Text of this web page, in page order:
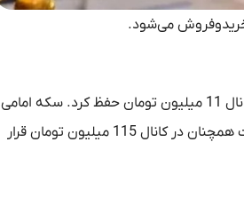
18 عیار در آغاز معاملات هفته گرمی 32 هزار تومان افزایش پیدا کرد و جایگاه خود را در کانال 11 میلیون تومان حفظ کرد. سکه امامی
روندی خلاف طلا را در پیش گرفت و 300 هزار تومان ارزان شد. سکه امامی با این میزان کاهش قیمت همچنان در کانال 115 میلیون تومان قرار